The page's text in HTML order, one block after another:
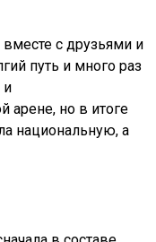
вместе с друзьями и
путь и много раз
и
арене, но в итоге
национальную, а